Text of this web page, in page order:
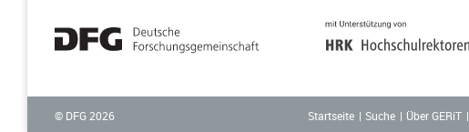
© DFG 2026 Startseite Suche Über GERiT